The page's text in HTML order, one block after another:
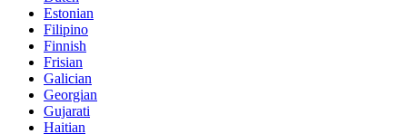
Estonian
Filipino
Finnish
Frisian
Galician
Georgian
Gujarati
Haitian